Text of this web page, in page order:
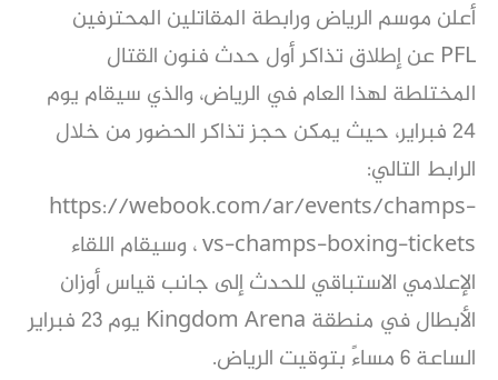
أعلن موسم الرياض ورابطة المقاتلين المحترفين
PFL عن إطلاق تذاكر أول حدث فنون القتال
المختلطة لهذا العام في الرياض، والذي سيقام يوم
24 فبراير، حيث يمكن حجز تذاكر الحضور من خلال
الرابط التالي:
https://webook.com/ar/events/champs-
vs-champs-boxing-tickets ، وسيقام اللقاء
الإعلامي الاستباقي للحدث إلى جانب قياس أوزان
الأبطال في منطقة Kingdom Arena يوم 23 فبراير
الساعة 6 مساءً بتوقيت الرياض.